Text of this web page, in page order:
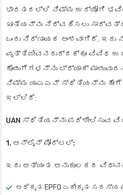
ಭಾರತದಲ್ಲಿ ನಿಮ್ಮ ಉದ್ಯೋಗಿ
ಖಾತೆಯನ್ನು ನಿರ್ವಹಿಸಲು
ಒಂದು ನಿರ್ಣಾಯಕ ಅಂಶವಾಗಿದೆ. ಇದು
ವೃತ್ತಿಜೀವನದುದ್ದಕ್ಕೂ ವಿವಿಧ
ಕೊಡುಗೆಗಳನ್ನು ಟ್ರ್ಯಾಕ್
ನಿಮ್ಮ ಯುಎಎನ್ ಸ್ಥಿತಿಯನ್ನು ಹೇಗೆ
ಇಲ್ಲಿದೆ:
UAN ಸ್ಥಿತಿಯನ್ನು ಪರಿಶೀಲಿಸುವ
1. ಆನ್‌ಲೈನ್ ಪೋರ್ಟಲ್:
ಇದು ಅತ್ಯಂತ ಅನುಕೂಲಕರ
ಅಧಿಕೃತ EPFO ಏಕೀಕೃತ ಸದಸ್ಯ